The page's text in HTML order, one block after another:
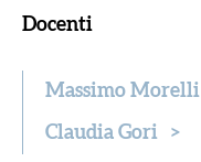
Docenti
Massimo Morelli
Claudia Gori >